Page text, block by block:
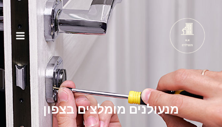
מנעולן בקרית ביאליק
מנעולנים מומלצים בצפון